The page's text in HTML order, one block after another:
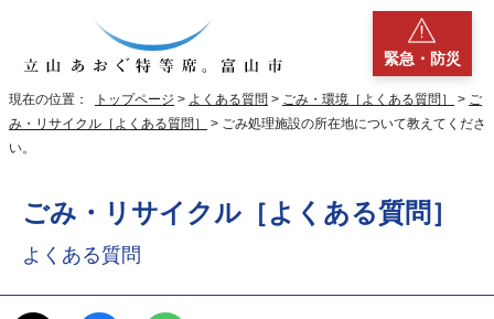
緊急・防災
現在の位置： トップページ > よくある質問 > ごみ・環境［よくある質問］ > ご
み・リサイクル［よくある質問］
> ごみ処理施設の所在地について教えてくださ
い。
ごみ・リサイクル［よくある質問］
よくある質問